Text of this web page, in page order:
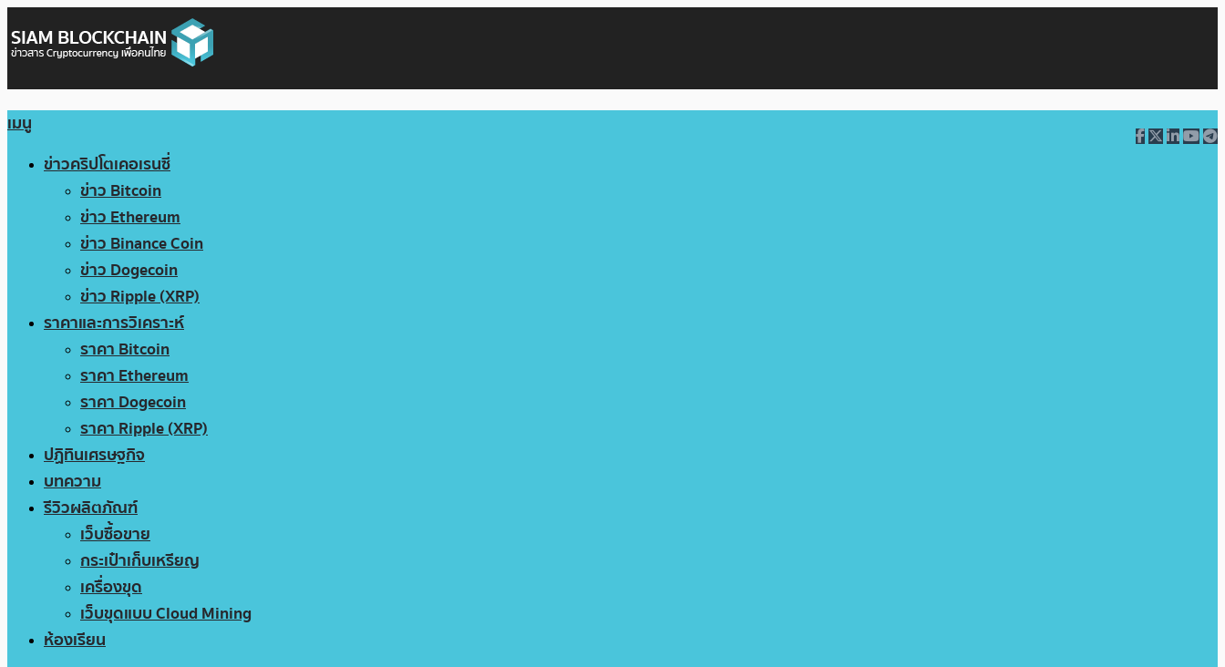
เมนู
ข่าวคริปโตเคอเรนซี่
ข่าว Bitcoin
ข่าว Ethereum
ข่าว Binance Coin
ข่าว Dogecoin
ข่าว Ripple (XRP)
ราคาและการวิเคราะห์
ราคา Bitcoin
ราคา Ethereum
ราคา Dogecoin
ราคา Ripple (XRP)
ปฏิทินเศรษฐกิจ
บทความ
รีวิวผลิตภัณฑ์
เว็บซื้อขาย
กระเป๋าเก็บเหรียญ
เครื่องขุด
เว็บขุดแบบ Cloud Mining
ห้องเรียน